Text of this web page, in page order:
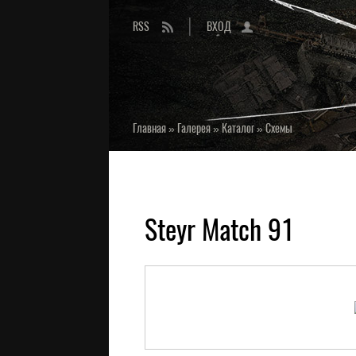
RSS ВХОД
Главная» Галерея»Каталог»Схемы
Steyr Match 91